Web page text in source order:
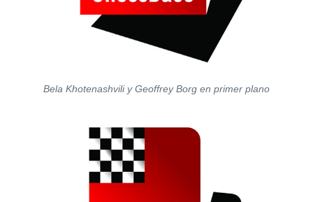
Bela Khotenashvili y Geoffrey Borg en primer plano